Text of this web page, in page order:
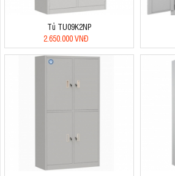
Tủ TU09K2NP
2.650.000 VNĐ